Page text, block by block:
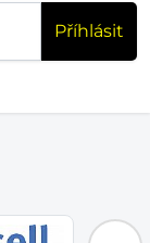
Příhlásit